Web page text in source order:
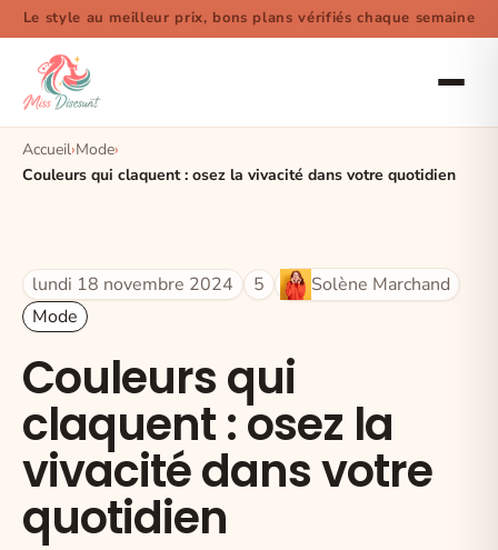
Le style au meilleur prix, bons plans vérifiés chaque semaine
Accueil Mode
Couleurs qui claquent : osez la vivacité dans votre quotidien
lundi 18 novembre 2024 5
Solène Marchand
Mode
Couleurs qui
claquent : osez la
vivacité dans votre
quotidien